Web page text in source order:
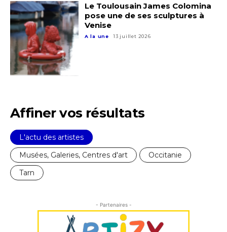
Le Toulousain James Colomina
pose une de ses sculptures à
Venise
A la une 13 juillet 2026
Affiner vos résultats
L'actu des artistes
Musées, Galeries, Centres d'art
Occitanie
Tarn
- Partenaires -